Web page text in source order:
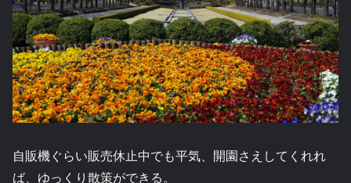
自販機ぐらい販売休止中でも平気、開園さえしてくれれ
ば、ゆっくり散策ができる。